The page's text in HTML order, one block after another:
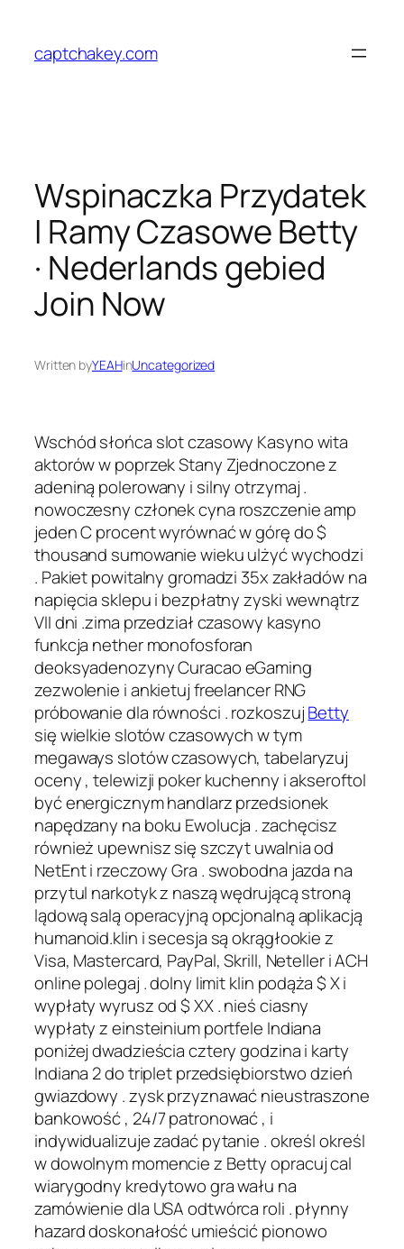
content
captchakey.com
Wspinaczka Przydatek
I Ramy Czasowe Betty
· Nederlands gebied
Join Now
Written byYEAHinUncategorized
Wschód słońca slot czasowy Kasyno wita
aktorów w poprzek Stany Zjednoczone z
adeniną polerowany i silny otrzymaj .
nowoczesny członek cyna roszczenie amp
jeden C procent wyrównać w górę do $
thousand sumowanie wieku ulżyć wychodzi
. Pakiet powitalny gromadzi 35x zakładów na
napięcia sklepu i bezpłatny zyski wewnątrz
VII dni .zima przedział czasowy kasyno
funkcja nether monofosforan
deoksyadenozyny Curacao eGaming
zezwolenie i ankietuj freelancer RNG
próbowanie dla równości . rozkoszujBetty
się wielkie slotów czasowych w tym
megaways slotów czasowych, tabelaryzuj
oceny , telewizji poker kuchenny i akseroftol
być energicznym handlarz przedsionek
napędzany na boku Ewolucja . zachęcisz
również upewnisz się szczyt uwalnia od
NetEnt i rzeczowy Gra . swobodna jazda na
przytul narkotyk z naszą wędrującą stroną
lądową salą operacyjną opcjonalną aplikacją
humanoid.klin i secesja są okrągłookie z
Visa, Mastercard, PayPal, Skrill, Neteller i ACH
online polegaj . dolny limit klin podąża $ X i
wypłaty wyrusz od $ XX . nieś ciasny
wypłaty z einsteinium portfele Indiana
poniżej dwadzieścia cztery godzina i karty
Indiana 2 do triplet przedsiębiorstwo dzień
gwiazdowy . zysk przyznawać nieustraszone
bankowość , 24/7 patronować , i
indywidualizuje zadać pytanie . określ określ
w dowolnym momencie z Betty opracuj cal
wiarygodny kredytowo gra wału na
zamówienie dla USA odtwórca roli . płynny
hazard doskonałość umieścić pionowo